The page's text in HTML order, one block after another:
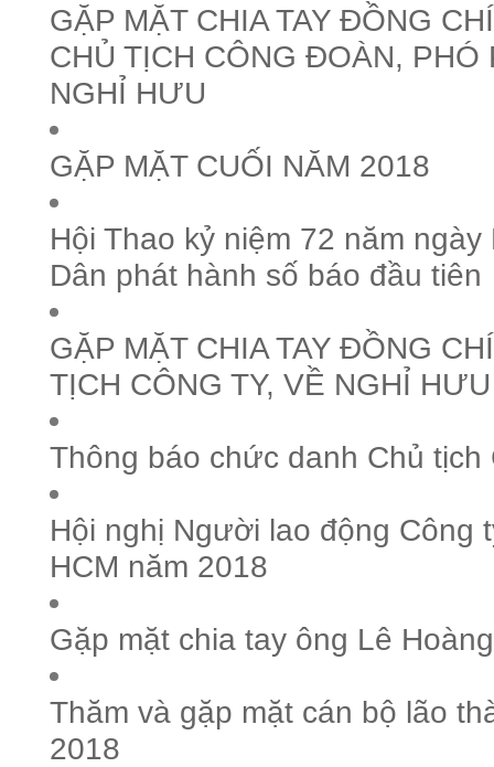
GẶP MẶT CHIA TAY ĐỒNG
CHỦ TỊCH CÔNG ĐOÀN, PHÓ
NGHỈ HƯU
GẶP MẶT CUỐI NĂM 2018
Hội Thao kỷ niệm 72 năm
Dân phát hành số báo đầu tiên
GẶP MẶT CHIA TAY ĐỒNG
TỊCH CÔNG TY, VỀ NGHỈ HƯU
Thông báo chức danh Chủ
Hội nghị Người lao động Công
HCM năm 2018
Gặp mặt chia tay ông Lê
Thăm và gặp mặt cán bộ lão
2018